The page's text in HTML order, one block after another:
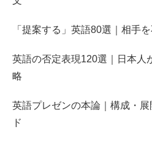
「提案する」英語80選｜相手
英語の否定表現120選｜日本人
略
英語プレゼンの本論｜構成・
ド